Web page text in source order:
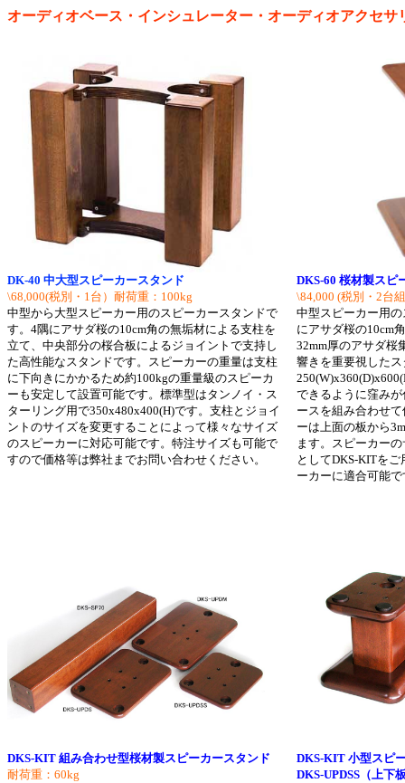
オーディオベース・インシュレーター・オーディオアクセサ
DK-40 中大型スピーカースタンド
\68,000(税別・1台）耐荷重：100kg
中型から大型スピーカー用のスピーカースタンドで
す。4隅にアサダ桜の10cm角の無垢材による支柱を
立て、中央部分の桜合板によるジョイントで支持し
た高性能なスタンドです。スピーカーの重量は支柱
に下向きにかかるため約100kgの重量級のスピーカ
ーも安定して設置可能です。標準型はタンノイ・ス
ターリング用で350x480x400(H)です。支柱とジョイ
ントのサイズを変更することによって様々なサイズ
のスピーカーに対応可能です。特注サイズも可能で
すので価格等は弊社までお問い合わせください。
DKS-60 桜材製スピ
\84,000 (税別・2台
中型スピーカー用
にアサダ桜の10cm
32mm厚のアサダ桜
響きを重要視した
できるように窪み
ースを組み合わせ
ーは上面の板から
ます。スピーカー
としてDKS-KITを
ーカーに適合可能で
DKS-KIT 組み合わせ型桜材製スピーカースタンド
耐荷重：60kg
DKS-KIT 小型スピ
DKS-UPDSS（上下